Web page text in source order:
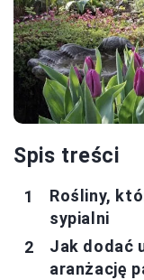
Spis treści
Rośliny,
sypialni
Jak dodać
aranżację